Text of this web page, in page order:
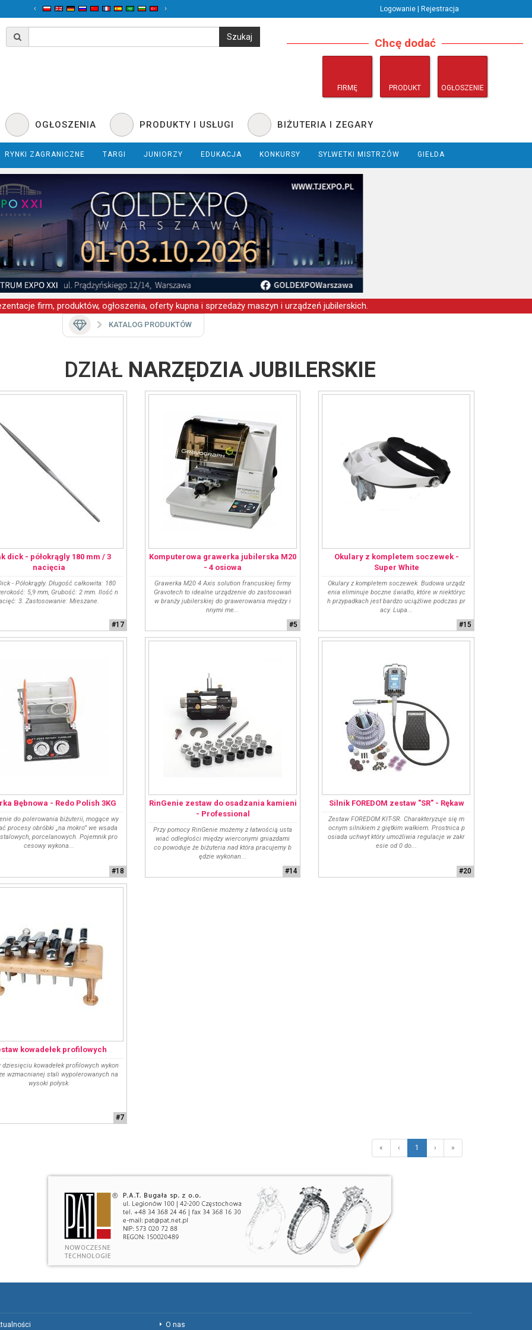
‹ › Logowanie | Rejestracja
Chcę dodać
FIRMĘ PRODUKT OGŁOSZENIE
OGŁOSZENIA PRODUKTY I USŁUGI BIŻUTERIA I ZEGARY
RYNKI ZAGRANICZNE TARGI JUNIORZY EDUKACJA KONKURSY SYLWETKI MISTRZÓW GIEŁDA
firm, produktów, ogłoszenia, oferty kupna i sprzedaży maszyn i urządzeń jubilerskich.
KATALOG PRODUKTÓW
DZIAŁ NARZĘDZIA JUBILERSKIE
dick - półokrągly 180 mm / 3
nacięcia
- Półokrągły. Długość całkowita: 180
5,9 mm, Grubość: 2 mm. Ilość n
3. Zastosowanie: Mieszane.
#17
Komputerowa grawerka jubilerska M20
- 4 osiowa
Grawerka M20 4 Axis solution francuskiej firmy
Gravotech to idealne urządzenie do zastosowań
w branży jubilerskiej do grawerowania między i
nnymi me...
#5
Okulary z kompletem soczewek -
Super White
Okulary z kompletem soczewek. Budowa urządz
enia eliminuje boczne światło, które w niektóryc
h przypadkach jest bardzo uciążliwe podczas pr
acy. Lupa...
#15
Bębnowa - Redo Polish 3KG
do polerowania biżuterii, mogące wy
procesy obróbki „na mokro” we wsada
porcelanowych. Pojemnik pro
cesowy wykona...
#18
RinGenie zestaw do osadzania kamieni
- Professional
Przy pomocy RinGenie możemy z łatwością usta
wiać odległości między wierconymi gniazdami
co powoduje że biżuteria nad która pracujemy b
ędzie wykonan...
#14
Silnik FOREDOM zestaw "SR" - Rękaw
Zestaw FOREDOM KIT-SR. Charakteryzuje się m
ocnym silnikiem z giętkim wałkiem. Prostnica p
osiada uchwyt który umożliwia regulacje w zakr
esie od 0 do...
#20
kowadełek profilowych
dziesięciu kowadełek profilowych wykon
wzmacnianej stali wypolerowanych na
wysoki połysk.
#7
« ‹ 1 › »
O nas